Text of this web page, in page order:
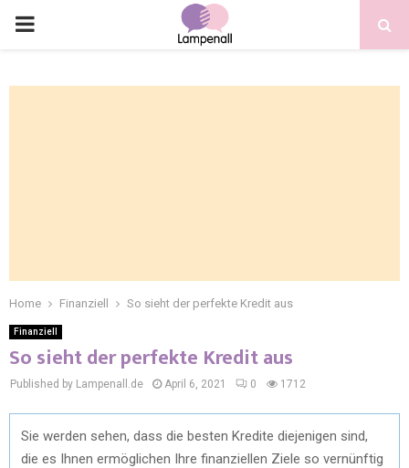
Home Finanziell So sieht der perfekte Kredit aus
Finanziell
So sieht der perfekte Kredit aus
Published by Lampenall.de April 6, 2021 0 1712
Sie werden sehen, dass die besten Kredite diejenigen sind,
die es Ihnen ermöglichen Ihre finanziellen Ziele so vernünftig